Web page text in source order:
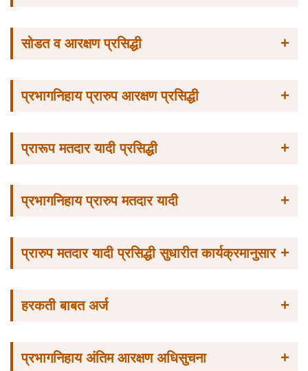
सोडत व आरक्षण प्रसिद्धी +
प्रभागनिहाय प्रारुप आरक्षण प्रसिद्धी +
प्रारूप मतदार यादी प्रसिद्धी +
प्रभागनिहाय प्रारुप मतदार यादी +
प्रारुप मतदार यादी प्रसिद्धी सुधारीत कार्यक्रमानुसार +
हरकती बाबत अर्ज +
प्रभागनिहाय अंतिम आरक्षण अधिसुचना +